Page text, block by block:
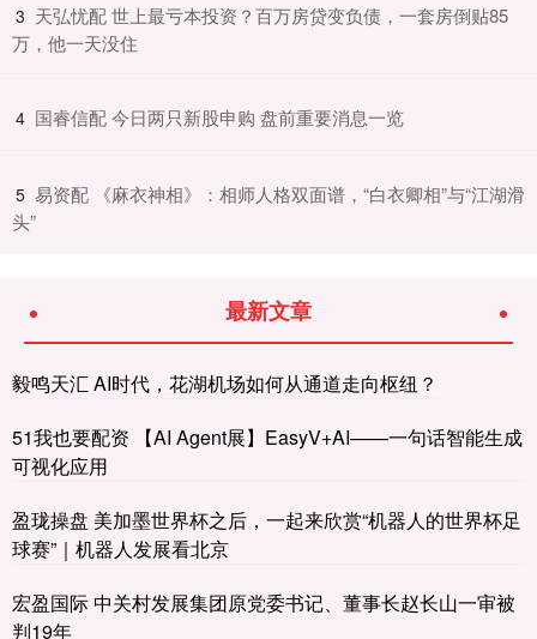
3 ​天弘忧配 世上最亏本投资？百万房贷变负债，一套房倒贴85
万，他一天没住
4 ​国睿信配 今日两只新股申购 盘前重要消息一览
5 ​易资配 《麻衣神相》：相师人格双面谱，“白衣卿相”与“江湖滑
头”
最新文章
毅鸣天汇 AI时代，花湖机场如何从通道走向枢纽？
51我也要配资 【AI Agent展】EasyV+AI——一句话智能生成
可视化应用
盈珑操盘 美加墨世界杯之后，一起来欣赏“机器人的世界杯足
球赛”｜机器人发展看北京
宏盈国际 中关村发展集团原党委书记、董事长赵长山一审被
判19年